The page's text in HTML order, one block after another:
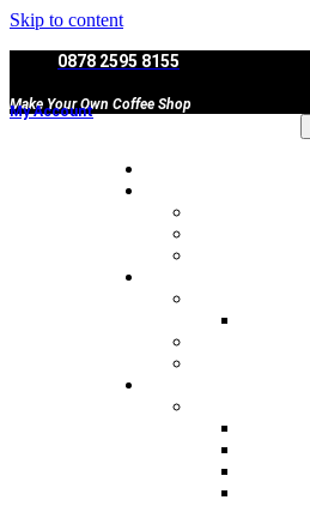
Skip to content
0878 2595 8155
Make Your Own Coffee Shop
My Account